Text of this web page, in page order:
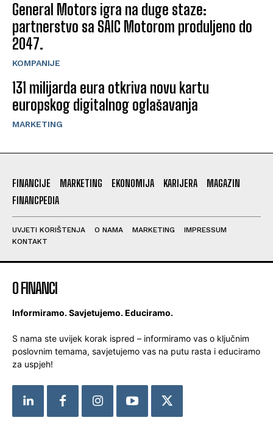
General Motors igra na duge staze:
partnerstvo sa SAIC Motorom produljeno do
2047.
KOMPANIJE
131 milijarda eura otkriva novu kartu
europskog digitalnog oglašavanja
MARKETING
FINANCIJE MARKETING EKONOMIJA KARIJERA
MAGAZIN
FINANCPEDIA
UVJETI KORIŠTENJA O NAMA MARKETING
IMPRESSUM
KONTAKT
O FINANCI
Informiramo. Savjetujemo. Educiramo.
S nama ste uvijek korak ispred – informiramo vas o ključnim
poslovnim temama, savjetujemo vas na putu rasta i educiramo
za uspjeh!